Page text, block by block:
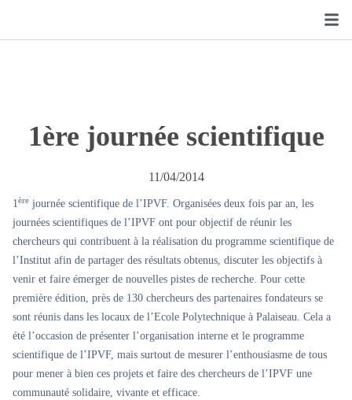
1ère journée scientifique
11/04/2014
1ère journée scientifique de l’IPVF. Organisées deux fois par an, les
journées scientifiques de l’IPVF ont pour objectif de réunir les
chercheurs qui contribuent à la réalisation du programme scientifique de
l’Institut afin de partager des résultats obtenus, discuter les objectifs à
venir et faire émerger de nouvelles pistes de recherche. Pour cette
première édition, près de 130 chercheurs des partenaires fondateurs se
sont réunis dans les locaux de l’Ecole Polytechnique à Palaiseau. Cela a
été l’occasion de présenter l’organisation interne et le programme
scientifique de l’IPVF, mais surtout de mesurer l’enthousiasme de tous
pour mener à bien ces projets et faire des chercheurs de l’IPVF une
communauté solidaire, vivante et efficace.